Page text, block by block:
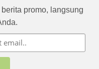
promo, langsung